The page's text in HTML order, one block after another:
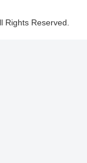
Rights Reserved.